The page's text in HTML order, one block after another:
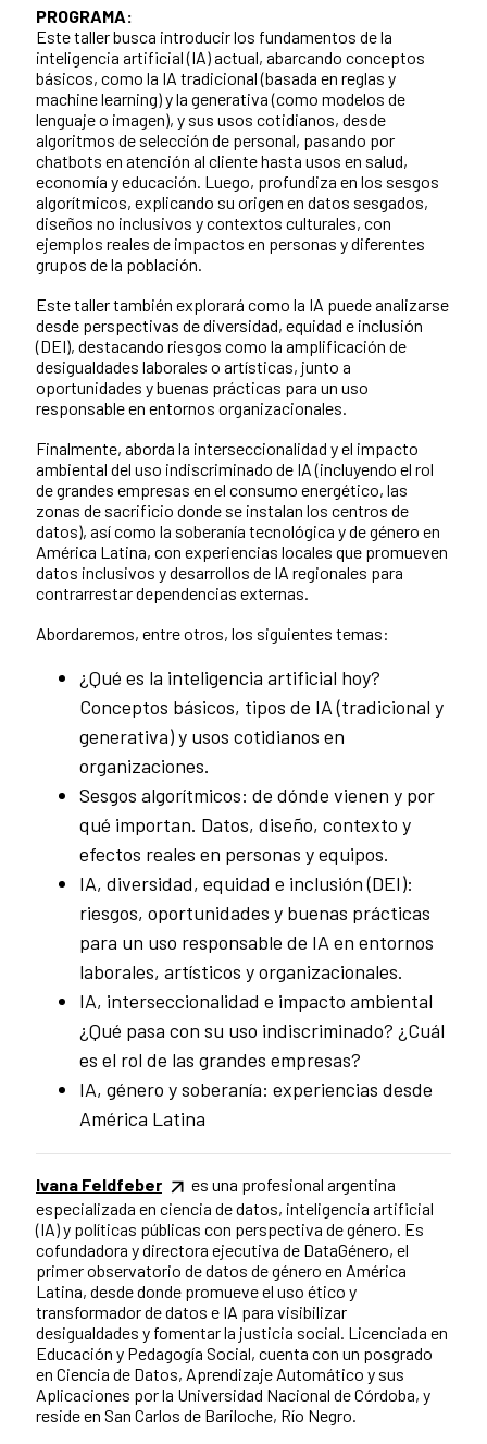
PROGRAMA:
Este taller busca introducir los fundamentos de la
inteligencia artificial (IA) actual, abarcando conceptos
básicos, como la IA tradicional (basada en reglas y
machine learning) y la generativa (como modelos de
lenguaje o imagen), y sus usos cotidianos, desde
algoritmos de selección de personal, pasando por
chatbots en atención al cliente hasta usos en salud,
economía y educación. Luego, profundiza en los sesgos
algorítmicos, explicando su origen en datos sesgados,
diseños no inclusivos y contextos culturales, con
ejemplos reales de impactos en personas y diferentes
grupos de la población.
Este taller también explorará como la IA puede analizarse
desde perspectivas de diversidad, equidad e inclusión
(DEI), destacando riesgos como la amplificación de
desigualdades laborales o artísticas, junto a
oportunidades y buenas prácticas para un uso
responsable en entornos organizacionales.
Finalmente, aborda la interseccionalidad y el impacto
ambiental del uso indiscriminado de IA (incluyendo el rol
de grandes empresas en el consumo energético, las
zonas de sacrificio donde se instalan los centros de
datos), así como la soberanía tecnológica y de género en
América Latina, con experiencias locales que promueven
datos inclusivos y desarrollos de IA regionales para
contrarrestar dependencias externas.
Abordaremos, entre otros, los siguientes temas:
¿Qué es la inteligencia artificial hoy?
Conceptos básicos, tipos de IA (tradicional y
generativa) y usos cotidianos en
organizaciones.
Sesgos algorítmicos: de dónde vienen y por
qué importan. Datos, diseño, contexto y
efectos reales en personas y equipos.
IA, diversidad, equidad e inclusión (DEI):
riesgos, oportunidades y buenas prácticas
para un uso responsable de IA en entornos
laborales, artísticos y organizacionales.
IA, interseccionalidad e impacto ambiental
¿Qué pasa con su uso indiscriminado? ¿Cuál
es el rol de las grandes empresas?
IA, género y soberanía: experiencias desde
América Latina
Ivana Feldfeber
es una profesional argentina
especializada en ciencia de datos, inteligencia artificial
(IA) y políticas públicas con perspectiva de género. Es
cofundadora y directora ejecutiva de DataGénero, el
primer observatorio de datos de género en América
Latina, desde donde promueve el uso ético y
transformador de datos e IA para visibilizar
desigualdades y fomentar la justicia social. Licenciada en
Educación y Pedagogía Social, cuenta con un posgrado
en Ciencia de Datos, Aprendizaje Automático y sus
Aplicaciones por la Universidad Nacional de Córdoba, y
reside en San Carlos de Bariloche, Río Negro.